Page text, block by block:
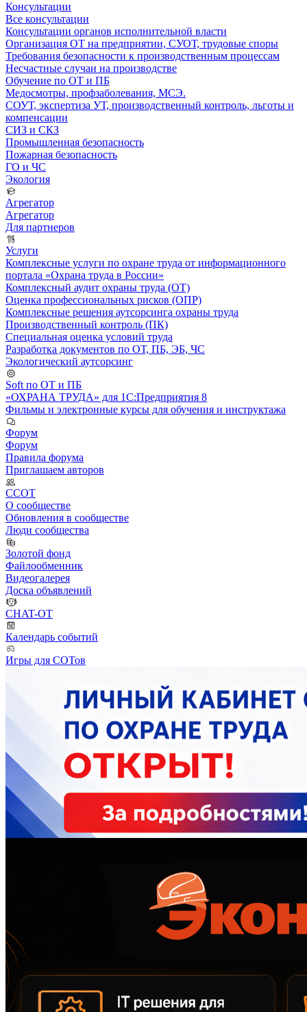
Консультации
Все консультации
Консультации органов исполнительной власти
Организация ОТ на предприятии, СУОТ, трудовые споры
Требования безопасности к производственным процессам
Несчастные случаи на производстве
Обучение по ОТ и ПБ
Медосмотры, профзаболевания, МСЭ.
СОУТ, экспертиза УТ, производственный контроль, льготы и
компенсации
СИЗ и СКЗ
Промышленная безопасность
Пожарная безопасность
ГО и ЧС
Экология
Агрегатор
Агрегатор
Для партнеров
Услуги
Комплексные услуги по охране труда от информационного
портала «Охрана труда в России»
Комплексный аудит охраны труда (ОТ)
Оценка профессиональных рисков (ОПР)
Комплексные решения аутсорсинга охраны труда
Производственный контроль (ПК)
Специальная оценка условий труда
Разработка документов по ОТ, ПБ, ЭБ, ЧС
Экологический аутсорсинг
Soft по ОТ и ПБ
«ОХРАНА ТРУДА» для 1С:Предприятия 8
Фильмы и электронные курсы для обучения и инструктажа
Форум
Форум
Правила форума
Приглашаем авторов
ССОТ
О сообществе
Обновления в сообществе
Люди сообщества
Золотой фонд
Файлообменник
Видеогалерея
Доска объявлений
CHAT-OT
Календарь событий
Игры для СОТов